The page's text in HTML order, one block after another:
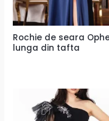
Rochie de seara
lunga din tafta